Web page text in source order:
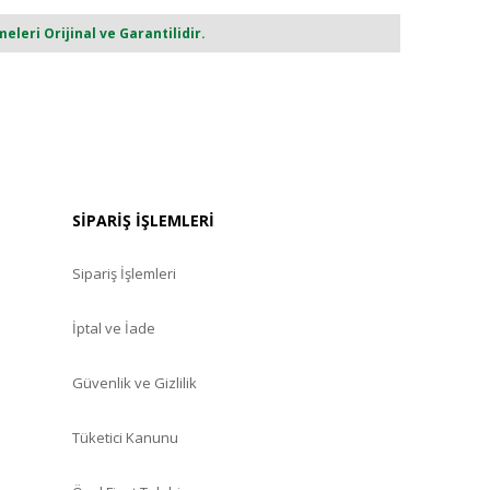
Orijinal ve Garantilidir.
SİPARİŞ İŞLEMLERİ
Sipariş İşlemleri
İptal ve İade
Güvenlik ve Gizlilik
Tüketici Kanunu